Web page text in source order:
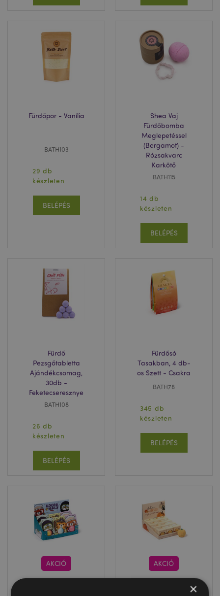
Fürdőpor - Vanília
BATH103
29 db
készleten
BELÉPÉS
Shea Vaj
Fürdőbomba
Meglepetéssel
(Bergamot) -
Rózsakvarc
Karkötő
BATH115
14 db
készleten
BELÉPÉS
Fürdő
Pezsgőtabletta
Ajándékcsomag,
30db -
Feketecseresznye
BATH108
26 db
készleten
BELÉPÉS
Fürdősó
Tasakban, 4 db-
os Szett - Csakra
BATH78
345 db
készleten
BELÉPÉS
AKCIÓ
Fürdőbomba
AKCIÓ
Fürdőbomba
Díszcsomagolásban
×